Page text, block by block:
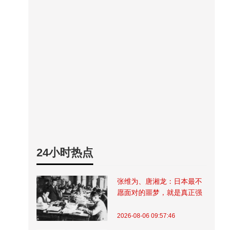
24小时热点
张维为、唐湘龙：日本最不
愿面对的噩梦，就是真正强
2026-08-06 09:57:46